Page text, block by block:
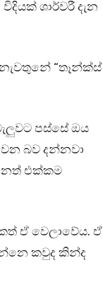
ශාර්වරී දැන
“තෑන්ක්ස්
පස්සේ ඔය
බව දන්නවා
එක්කම
ඒ වෙලාවේය. ඒ
කවුද කින්ද